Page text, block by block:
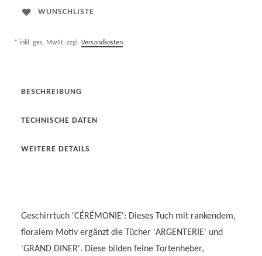
WUNSCHLISTE
* inkl. ges. MwSt. zzgl. Versandkosten
BESCHREIBUNG
TECHNISCHE DATEN
WEITERE DETAILS
Geschirrtuch 'CÉRÉMONIE': Dieses Tuch mit rankendem,
floralem Motiv ergänzt die Tücher 'ARGENTERIE' und
'GRAND DINER'. Diese bilden feine Tortenheber,